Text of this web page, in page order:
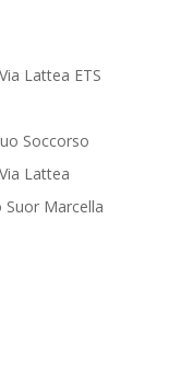
Lattea ETS
Soccorso
Lattea
Marcella